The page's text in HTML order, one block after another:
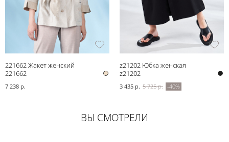
221662 Жакет женский
221662
7 238 р.
z21202 Юбка женская
z21202
3 435 р. 5 725 р. -40%
ВЫ СМОТРЕЛИ